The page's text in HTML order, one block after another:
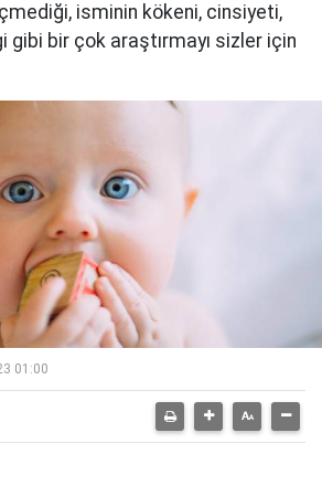
isminin kökeni, cinsiyeti,
gibi bir çok araştırmayı sizler için
01:00